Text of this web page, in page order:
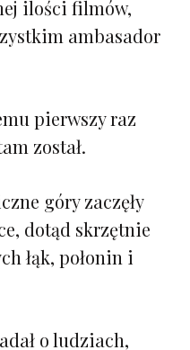
ilości filmów,
ambasador
pierwszy raz
został.
góry zaczęły
dotąd skrzętnie
łąk, połonin i
o ludziach,